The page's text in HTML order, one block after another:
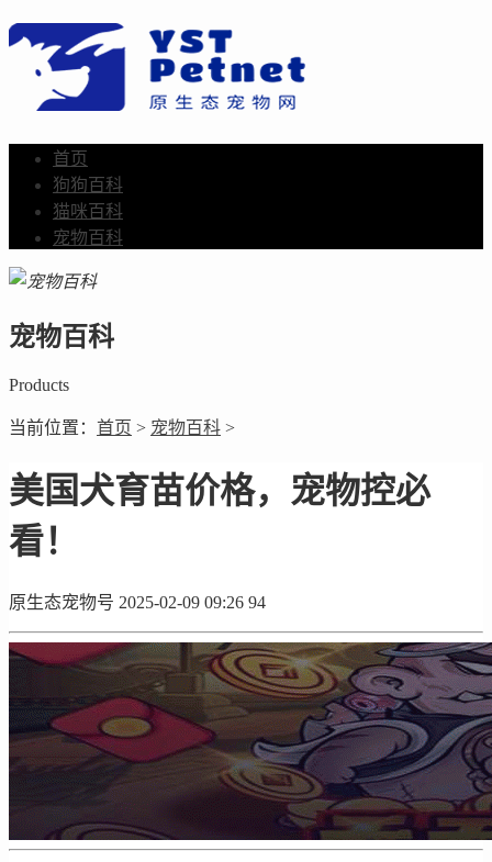
首页
狗狗百科
猫咪百科
宠物百科
宠物百科
Products
当前位置： 首页 > 宠物百科 >
美国犬育苗价格，宠物控必
看！
原生态宠物号 2025-02-09 09:26 94